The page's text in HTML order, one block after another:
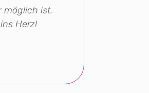
möglich ist.
Herz!